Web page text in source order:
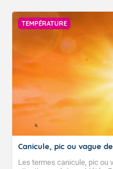
TEMPÉRATURE
Canicule, pic ou vague
Les termes canicule, pic ou